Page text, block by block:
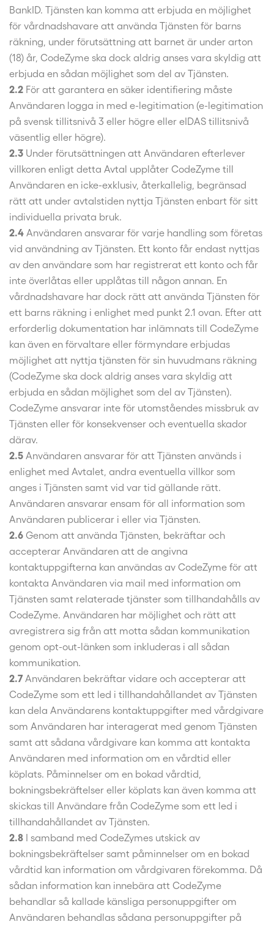
BankID. Tjänsten kan komma att erbjuda en möjlighet
för vårdnadshavare att använda Tjänsten för barns
räkning, under förutsättning att barnet är under arton
(18) år, CodeZyme ska dock aldrig anses vara skyldig att
erbjuda en sådan möjlighet som del av Tjänsten.
2.2 För att garantera en säker identifiering måste
Användaren logga in med e-legitimation (e-legitimation
på svensk tillitsnivå 3 eller högre eller eIDAS tillitsnivå
väsentlig eller högre).
2.3 Under förutsättningen att Användaren efterlever
villkoren enligt detta Avtal upplåter CodeZyme till
Användaren en icke-exklusiv, återkallelig, begränsad
rätt att under avtalstiden nyttja Tjänsten enbart för sitt
individuella privata bruk.
2.4 Användaren ansvarar för varje handling som företas
vid användning av Tjänsten. Ett konto får endast nyttjas
av den användare som har registrerat ett konto och får
inte överlåtas eller upplåtas till någon annan. En
vårdnadshavare har dock rätt att använda Tjänsten för
ett barns räkning i enlighet med punkt 2.1 ovan. Efter att
erforderlig dokumentation har inlämnats till CodeZyme
kan även en förvaltare eller förmyndare erbjudas
möjlighet att nyttja tjänsten för sin huvudmans räkning
(CodeZyme ska dock aldrig anses vara skyldig att
erbjuda en sådan möjlighet som del av Tjänsten).
CodeZyme ansvarar inte för utomståendes missbruk av
Tjänsten eller för konsekvenser och eventuella skador
därav.
2.5 Användaren ansvarar för att Tjänsten används i
enlighet med Avtalet, andra eventuella villkor som
anges i Tjänsten samt vid var tid gällande rätt.
Användaren ansvarar ensam för all information som
Användaren publicerar i eller via Tjänsten.
2.6 Genom att använda Tjänsten, bekräftar och
accepterar Användaren att de angivna
kontaktuppgifterna kan användas av CodeZyme för att
kontakta Användaren via mail med information om
Tjänsten samt relaterade tjänster som tillhandahålls av
CodeZyme. Användaren har möjlighet och rätt att
avregistrera sig från att motta sådan kommunikation
genom opt-out-länken som inkluderas i all sådan
kommunikation.
2.7 Användaren bekräftar vidare och accepterar att
CodeZyme som ett led i tillhandahållandet av Tjänsten
kan dela Användarens kontaktuppgifter med vårdgivare
som Användaren har interagerat med genom Tjänsten
samt att sådana vårdgivare kan komma att kontakta
Användaren med information om en vårdtid eller
köplats. Påminnelser om en bokad vårdtid,
bokningsbekräftelser eller köplats kan även komma att
skickas till Användare från CodeZyme som ett led i
tillhandahållandet av Tjänsten.
2.8 I samband med CodeZymes utskick av
bokningsbekräftelser samt påminnelser om en bokad
vårdtid kan information om vårdgivaren förekomma. Då
sådan information kan innebära att CodeZyme
behandlar så kallade känsliga personuppgifter om
Användaren behandlas sådana personuppgifter på